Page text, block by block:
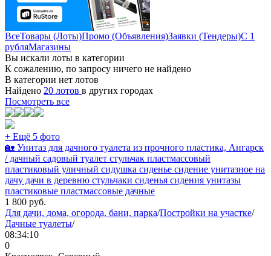
ВсеТовары (Лоты)Промо (Объявления)Заявки (Тендеры)С 1
рубляМагазины
Вы искали лоты в категории
К сожалению, по запросу ничего не найдено
В категории нет лотов
Найдено 20 лотов в других городах
Посмотреть все
+ Ещё 5 фото
🏡 Унитаз для дачного туалета из прочного пластика, Ангарск
/ дачный садовый туалет стульчак пластмассовый
пластиковый уличный сидушка сиденье сидение унитазное на
дачу дачи в деревню стульчаки сиденья сидения унитазы
пластиковые пластмассовые дачные
1 800 руб.
Для дачи, дома, огорода, бани, парка/Постройки на участке/
Дачные туалеты/
08:34:10
0